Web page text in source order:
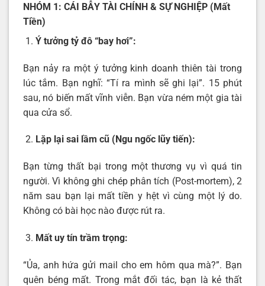
NHÓM 1: CÁI BẪY TÀI CHÍNH & SỰ NGHIỆP (Mất
Tiền)
Ý tưởng tỷ đô “bay hơi”:
Bạn nảy ra một ý tưởng kinh doanh thiên tài trong
lúc tắm. Bạn nghĩ: “Tí ra mình sẽ ghi lại”. 15 phút
sau, nó biến mất vĩnh viễn. Bạn vừa ném một gia tài
qua cửa sổ.
Lặp lại sai lầm cũ (Ngu ngốc lũy tiến):
Bạn từng thất bại trong một thương vụ vì quá tin
người. Vì không ghi chép phân tích (Post-mortem), 2
năm sau bạn lại mất tiền y hệt vì cùng một lý do.
Không có bài học nào được rút ra.
Mất uy tín trầm trọng:
“Ủa, anh hứa gửi mail cho em hôm qua mà?”. Bạn
quên béng mất. Trong mắt đối tác, bạn là kẻ thất